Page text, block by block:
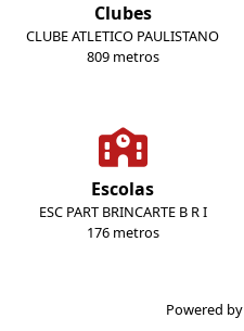
Clubes
CLUBE ATLETICO PAULISTANO
809 metros
Escolas
ESC PART BRINCARTE B R I
176 metros
Powered by